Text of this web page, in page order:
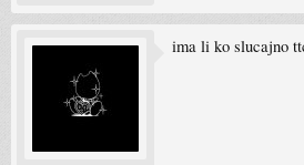
ima li ko slucajno